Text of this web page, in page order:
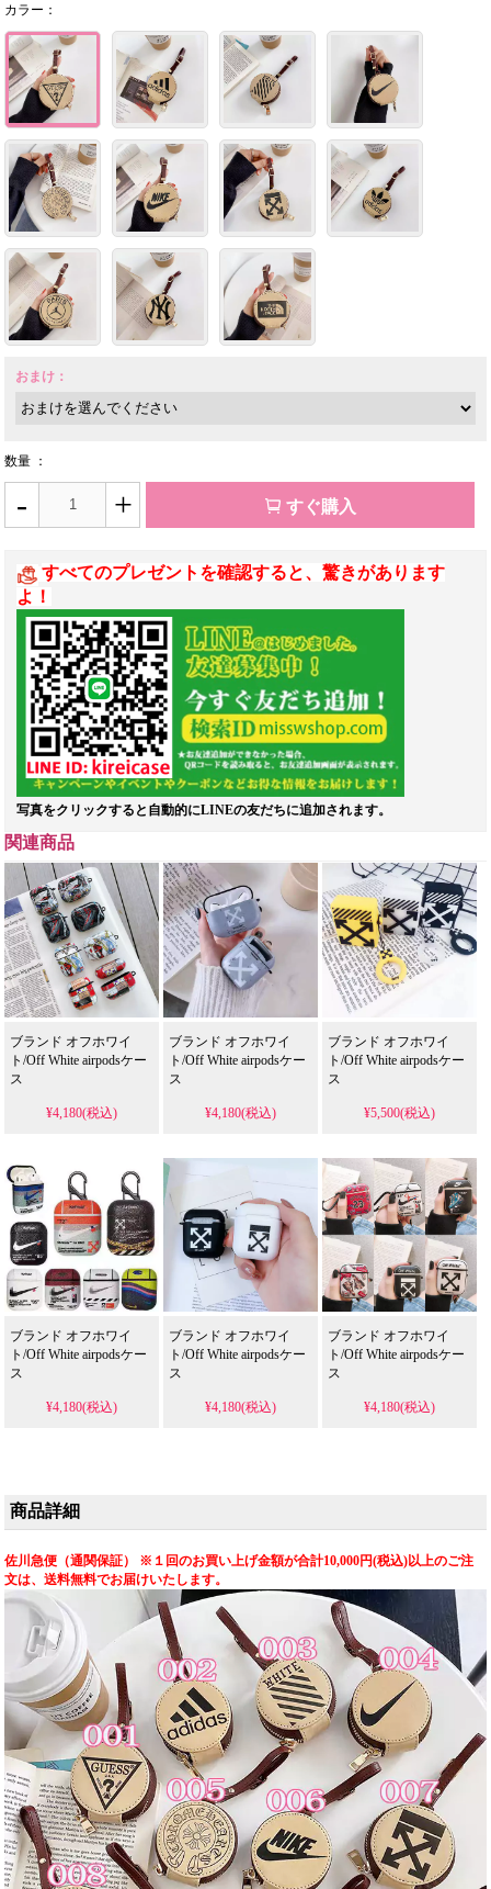
カラー：
おまけ：
数量 ：
- + すぐ購入
すべてのプレゼントを確認すると、驚きがあります
よ！
写真をクリックすると自動的にLINEの友だちに追加されます。
関連商品
ブランド オフホワイ
ト/Off White airpodsケー
ス
¥4,180(税込)
ブランド オフホワイ
ト/Off White airpodsケー
ス
¥4,180(税込)
ブランド オフホワイ
ト/Off White airpodsケー
ス
¥5,500(税込)
ブランド オフホワイ
ト/Off White airpodsケー
ス
¥4,180(税込)
ブランド オフホワイ
ト/Off White airpodsケー
ス
¥4,180(税込)
ブランド オフホワイ
ト/Off White airpodsケー
ス
¥4,180(税込)
商品詳細
佐川急便（通関保証） ※１回のお買い上げ金額が合計10,000円(税込)以上のご注
文は、送料無料でお届けいたします。